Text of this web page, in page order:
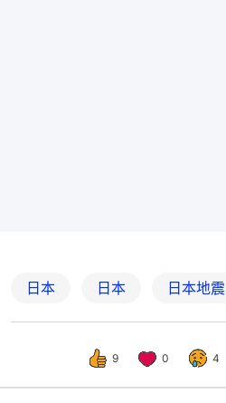
日本 日本 日本地震
9 0 4